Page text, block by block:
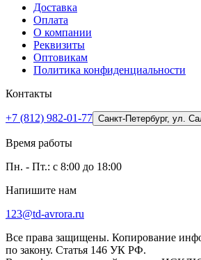
Доставка
Оплата
О компании
Реквизиты
Оптовикам
Политика конфиденциальности
Контакты
+7 (812) 982-01-77 Санкт-Петербург, ул.
Время работы
Пн. - Пт.: с 8:00 до 18:00
Напишите нам
123@td-avrora.ru
Все права защищены. Копирование
по закону. Статья 146 УК РФ.